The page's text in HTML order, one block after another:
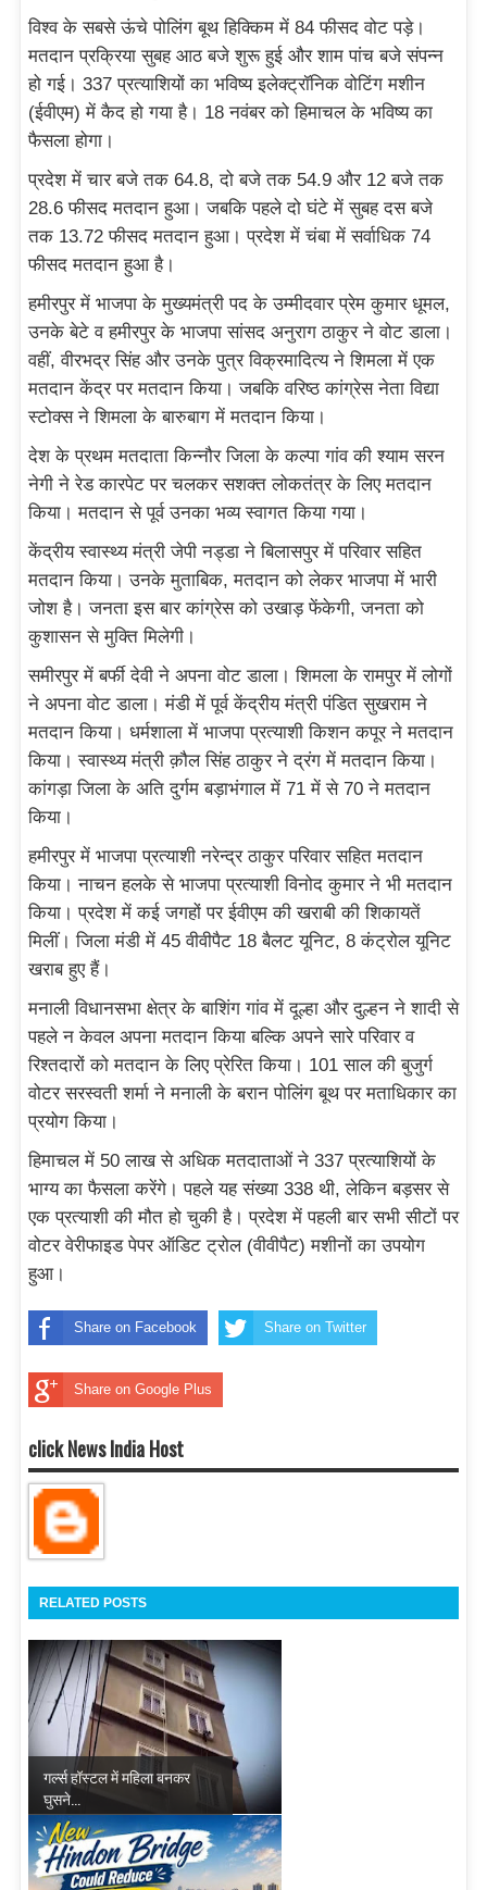
विश्व के सबसे ऊंचे पोलिंग बूथ हिक्किम में 84 फीसद वोट पड़े।
मतदान प्रक्रिया सुबह आठ बजे शुरू हुई और शाम पांच बजे संपन्न
हो गई। 337 प्रत्याशियों का भविष्य इलेक्ट्रॉनिक वोटिंग मशीन
(ईवीएम) में कैद हो गया है। 18 नवंबर को हिमाचल के भविष्य का
फैसला होगा।
प्रदेश में चार बजे तक 64.8, दो बजे तक 54.9 और 12 बजे तक
28.6 फीसद मतदान हुआ। जबकि पहले दो घंटे में सुबह दस बजे
तक 13.72 फीसद मतदान हुआ। प्रदेश में चंबा में सर्वाधिक 74
फीसद मतदान हुआ है।
हमीरपुर में भाजपा के मुख्यमंत्री पद के उम्मीदवार प्रेम कुमार धूमल,
उनके बेटे व हमीरपुर के भाजपा सांसद अनुराग ठाकुर ने वोट डाला।
वहीं, वीरभद्र सिंह और उनके पुत्र विक्रमादित्य ने शिमला में एक
मतदान केंद्र पर मतदान किया। जबकि वरिष्ठ कांग्रेस नेता विद्या
स्टोक्स ने शिमला के बारुबाग में मतदान किया।
देश के प्रथम मतदाता किन्नौर जिला के कल्पा गांव की श्याम सरन
नेगी ने रेड कारपेट पर चलकर सशक्त लोकतंत्र के लिए मतदान
किया। मतदान से पूर्व उनका भव्य स्वागत किया गया।
केंद्रीय स्वास्थ्य मंत्री जेपी नड्डा ने बिलासपुर में परिवार सहित
मतदान किया। उनके मुताबिक, मतदान को लेकर भाजपा में भारी
जोश है। जनता इस बार कांग्रेस को उखाड़ फेंकेगी, जनता को
कुशासन से मुक्ति मिलेगी।
समीरपुर में बर्फी देवी ने अपना वोट डाला। शिमला के रामपुर में लोगों
ने अपना वोट डाला। मंडी में पूर्व केंद्रीय मंत्री पंडित सुखराम ने
मतदान किया। धर्मशाला में भाजपा प्रत्याशी किशन कपूर ने मतदान
किया। स्वास्थ्य मंत्री क़ौल सिंह ठाकुर ने द्रंग में मतदान किया।
कांगड़ा जिला के अति दुर्गम बड़ाभंगाल में 71 में से 70 ने मतदान
किया।
हमीरपुर में भाजपा प्रत्याशी नरेन्द्र ठाकुर परिवार सहित मतदान
किया। नाचन हलके से भाजपा प्रत्याशी विनोद कुमार ने भी मतदान
किया। प्रदेश में कई जगहों पर ईवीएम की खराबी की शिकायतें
मिलीं। जिला मंडी में 45 वीवीपैट 18 बैलट यूनिट, 8 कंट्रोल यूनिट
खराब हुए हैं।
मनाली विधानसभा क्षेत्र के बाशिंग गांव में दूल्हा और दुल्हन ने शादी से
पहले न केवल अपना मतदान किया बल्कि अपने सारे परिवार व
रिश्तदारों को मतदान के लिए प्रेरित किया। 101 साल की बुजुर्ग
वोटर सरस्वती शर्मा ने मनाली के बरान पोलिंग बूथ पर मताधिकार का
प्रयोग किया।
हिमाचल में 50 लाख से अधिक मतदाताओं ने 337 प्रत्याशियों के
भाग्य का फैसला करेंगे। पहले यह संख्या 338 थी, लेकिन बड़सर से
एक प्रत्याशी की मौत हो चुकी है। प्रदेश में पहली बार सभी सीटों पर
वोटर वेरीफाइड पेपर ऑडिट ट्रोल (वीवीपैट) मशीनों का उपयोग
हुआ।
Share on Facebook Share on Twitter
Share on Google Plus
click News India Host
RELATED POSTS
गर्ल्स हॉस्टल में महिला बनकर
घुसने...